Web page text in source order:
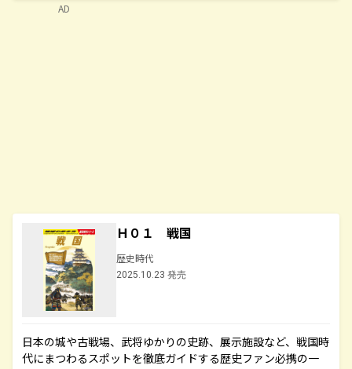
Ｈ０１ 戦国
歴史時代
2025.10.23 発売
日本の城や古戦場、武将ゆかりの史跡、展示施設など、戦国時
代にまつわるスポットを徹底ガイドする歴史ファン必携の一
AD